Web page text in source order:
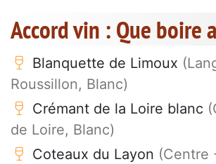
Accord vin : Que boire
Blanquette de Limoux
Roussillon, Blanc)
Crémant de la Loire blanc
de Loire, Blanc)
Coteaux du Layon (Centre